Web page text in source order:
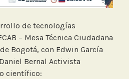
de tecnologías
– Mesa Técnica Ciudadana
Bogotá, con Edwin García
Bernal Activista
científico: